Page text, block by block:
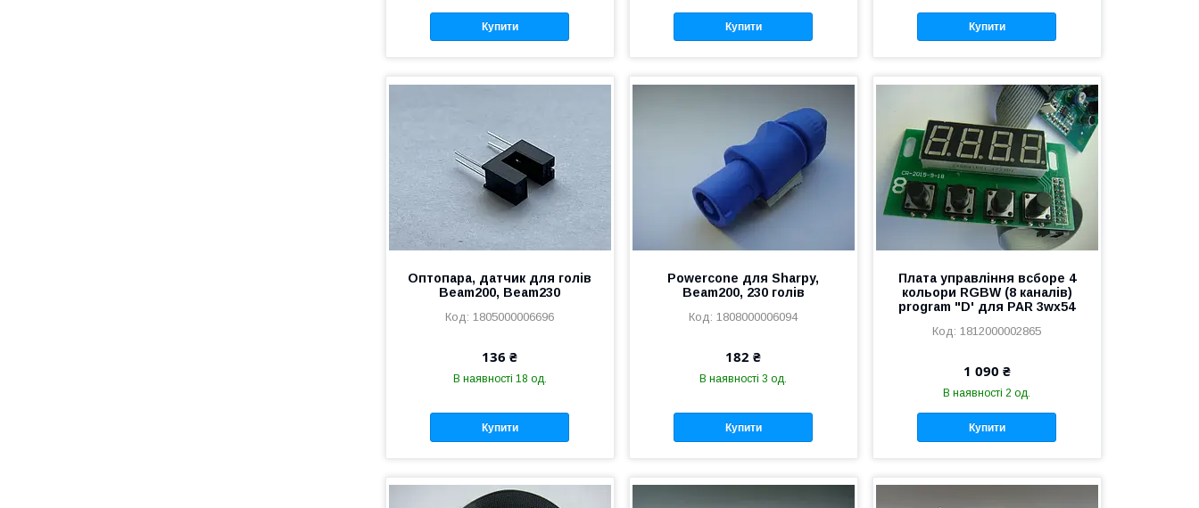
Купити Купити Купити
Оптопара, датчик для голів
Beam200, Beam230
1805000006696
136 ₴
В наявності 18 од.
Купити
Powercone для Sharpy,
Beam200, 230 голів
1808000006094
182 ₴
В наявності 3 од.
Купити
Плата управління всборе 4
кольори RGBW (8 каналів)
program "D' для PAR 3wx54
1812000002865
1 090 ₴
В наявності 2 од.
Купити